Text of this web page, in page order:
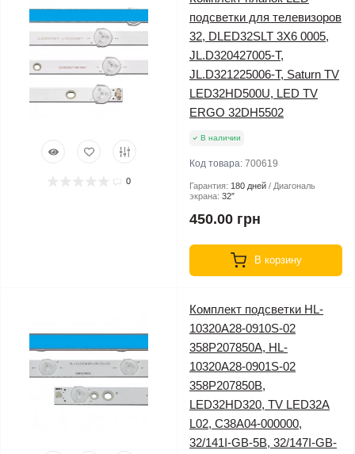
0
подсветки для телевизоров
32, DLED32SLT 3X6 0005,
JL.D320427005-T,
JL.D321225006-T, Saturn TV
LED32HD500U, LED TV
ERGO 32DH5502
В наличии
Код товара: 700619
Гарантия: 180 дней
Диагональ
экрана: 32″
450.00 грн
В корзину
Комплект подсветки HL-
10320A28-0910S-02
358P207850A, HL-
10320A28-0901S-02
358P207850B,
LED32HD320, TV LED32A
L02, C38A04-000000,
32/141I-GB-5B, 32/147I-GB-